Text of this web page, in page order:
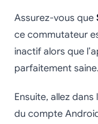
Assurez-vous que
ce commutateur
inactif alors que
parfaitement saine.
Ensuite, allez
du compte